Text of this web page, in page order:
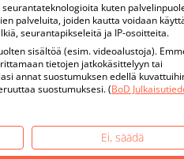
kuten
palveluita, joiden kautta voidaan
seurantapikseleitä ja IP-osoitteita.
sisältöä (esim. videoalustoja).
tietojen jatkokäsittelyyn tai
annat suostumuksen edellä
suostumuksesi. (BoD
Ei, säädä